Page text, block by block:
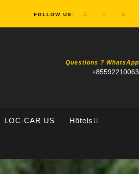
FOLLOW US:
Questions ? WhatsApp
+85592210063
LOC-CAR US Hôtels